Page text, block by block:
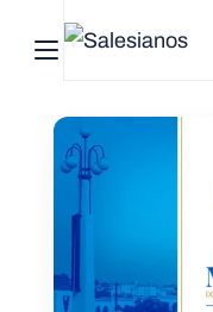
Abrir menu principal
Pesquisar
Início
Quem
somos